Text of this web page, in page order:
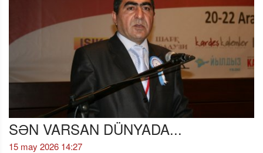
SƏN VARSAN DÜNYADA...
15 may 2026 14:27